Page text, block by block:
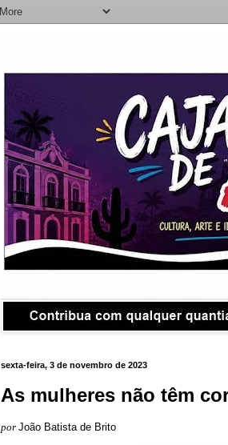
sexta-feira, 3 de novembro de 2023
As mulheres não têm
por João Batista de Brito